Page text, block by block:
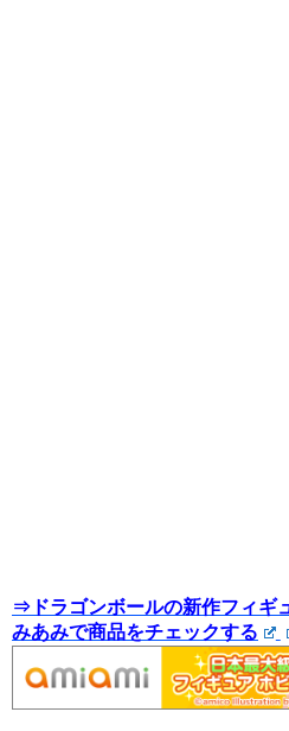
⇒ドラゴンボールの新作フィギ
みあみで商品をチェックする